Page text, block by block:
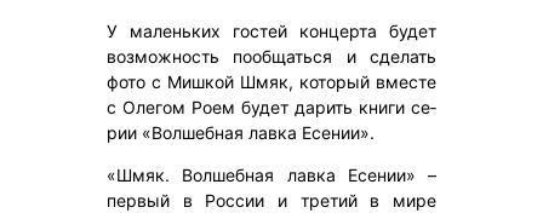
У ма­лень­ких гос­тей кон­церта бу­дет
воз­можность по­об­щать­ся и сде­лать
фо­то с Миш­кой Шмяк, ко­торый вмес­те
с Оле­гом Ро­ем бу­дет да­рить кни­ги се­
рии «Вол­шебная лав­ка Есе­нии».
«Шмяк. Вол­шебная лав­ка Есе­нии» –
пер­вый в Рос­сии и тре­тий в ми­ре